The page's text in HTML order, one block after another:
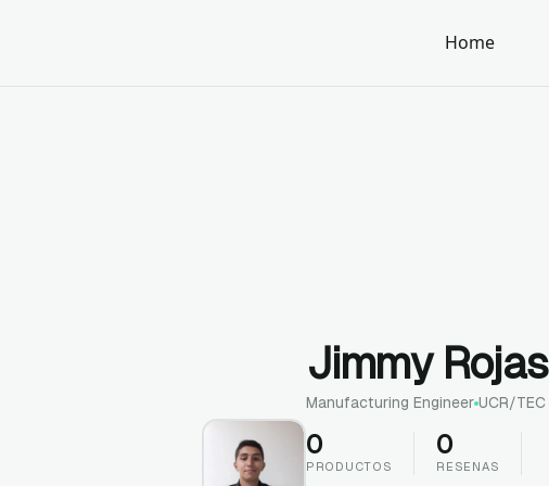
Home
Jimmy Rojas
Manufacturing Engineer UCR/TEC
0
PRODUCTOS
0
RESENAS